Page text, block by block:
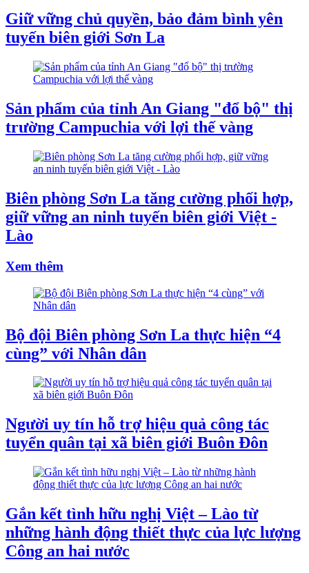
Giữ vững chủ quyền, bảo đảm bình yên
tuyến biên giới Sơn La
Sản phẩm của tỉnh An Giang "đổ bộ" thị
trường Campuchia với lợi thế vàng
Biên phòng Sơn La tăng cường phối hợp,
giữ vững an ninh tuyến biên giới Việt -
Lào
Xem thêm
Bộ đội Biên phòng Sơn La thực hiện “4
cùng” với Nhân dân
Người uy tín hỗ trợ hiệu quả công tác
tuyển quân tại xã biên giới Buôn Đôn
Gắn kết tình hữu nghị Việt – Lào từ
những hành động thiết thực của lực lượng
Công an hai nước